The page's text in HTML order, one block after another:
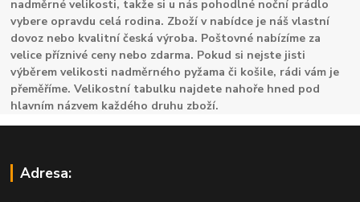
nadměrné velikosti, takže si u nás pohodlné noční prádlo
vybere opravdu celá rodina. Zboží v nabídce je náš vlastní
dovoz nebo kvalitní česká výroba. Poštovné nabízíme za
velice příznivé ceny nebo zdarma. Pokud si nejste jisti
výběrem velikosti nadměrného pyžama či košile, rádi vám je
přeměříme. Velikostní tabulku najdete nahoře hned pod
hlavním názvem každého druhu zboží.
Adresa: